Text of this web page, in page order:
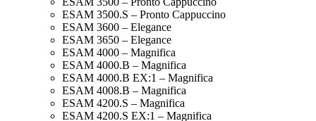
ESAM 3500.S – Pronto Cappuccino
ESAM 3600 – Elegance
ESAM 3650 – Elegance
ESAM 4000 – Magnifica
ESAM 4000.B – Magnifica
ESAM 4000.B EX:1 – Magnifica
ESAM 4008.B – Magnifica
ESAM 4200.S – Magnifica
ESAM 4200.S EX:1 – Magnifica